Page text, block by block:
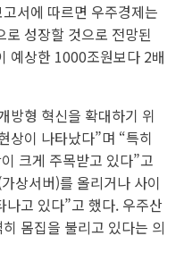
서에 따르면 우주경제는
성장할 것으로 전망된
예상한 1000조원보다 2배
방형 혁신을 확대하기 위
상이 나타났다”며 “특히
크게 주목받고 있다”고
상서버)를 올리거나 사이
나고 있다”고 했다. 우주산
몸집을 불리고 있다는 의